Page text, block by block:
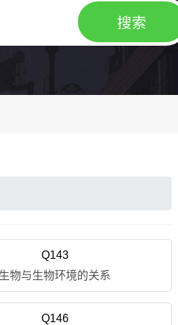
Q143
生物与生物环境的关系
Q146